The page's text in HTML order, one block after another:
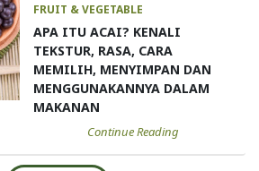
FRUIT & VEGETABLE
APA ITU ACAI? KENALI
TEKSTUR, RASA, CARA
MEMILIH, MENYIMPAN DAN
MENGGUNAKANNYA DALAM
MAKANAN
Continue Reading